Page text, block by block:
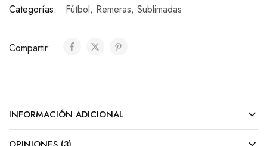
Categorías:
Fútbol, Remeras, Sublimadas
Compartir:
INFORMACIÓN ADICIONAL